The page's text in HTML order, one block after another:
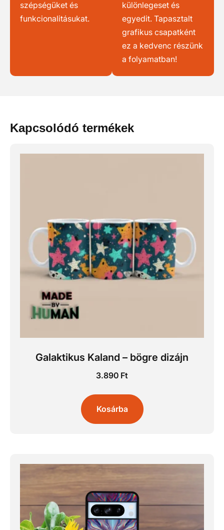
szépségüket és
funkcionalitásukat.
különlegeset és
egyedit. Tapasztalt
grafikus csapatként
ez a kedvenc részünk
a folyamatban!
Kapcsolódó termékek
Galaktikus Kaland – bögre dizájn
3.890 Ft
Kosárba